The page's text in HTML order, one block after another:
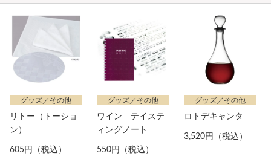
グッズ／その他
リトー（トーショ
ン）
605円（税込）
グッズ／その他
ワイン テイステ
ィングノート
550円（税込）
グッズ／その他
ロトデキャンタ
3,520円（税込）